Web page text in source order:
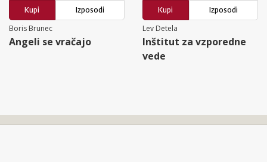
Kupi
Izposodi
Boris Brunec
Angeli se vračajo
Kupi
Izposodi
Lev Detela
Inštitut za vzporedne
vede